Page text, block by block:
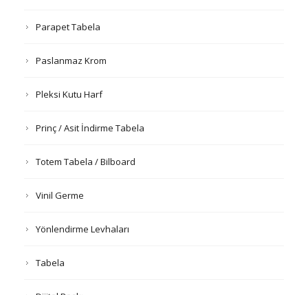
Parapet Tabela
Paslanmaz Krom
Pleksi Kutu Harf
Prinç / Asit İndirme Tabela
Totem Tabela / Bilboard
Vinil Germe
Yönlendirme Levhaları
Tabela